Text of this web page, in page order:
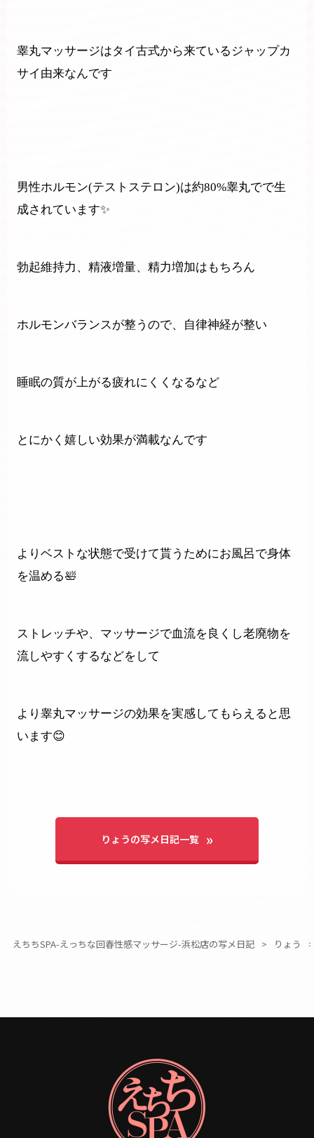
睾丸マッサージはタイ古式から来ているジャップカ
サイ由来なんです
男性ホルモン(テストステロン)は約80%睾丸でで生
成されています✨️
勃起維持力、精液増量、精力増加はもちろん
ホルモンバランスが整うので、自律神経が整い
睡眠の質が上がる疲れにくくなるなど
とにかく嬉しい効果が満載なんです
よりベストな状態で受けて貰うためにお風呂で身体
を温める🛀
ストレッチや、マッサージで血流を良くし老廃物を
流しやすくするなどをして
より睾丸マッサージの効果を実感してもらえると思
います😊
りょうの写メ日記一覧
えちちSPA-えっちな回春性感マッサージ-浜松店の写メ日記 りょう